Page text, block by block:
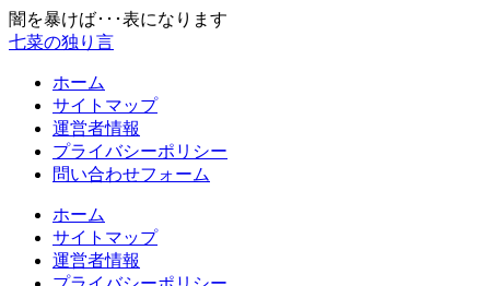
闇を暴けば･･･表になります
七菜の独り言
ホーム
サイトマップ
運営者情報
プライバシーポリシー
問い合わせフォーム
ホーム
サイトマップ
運営者情報